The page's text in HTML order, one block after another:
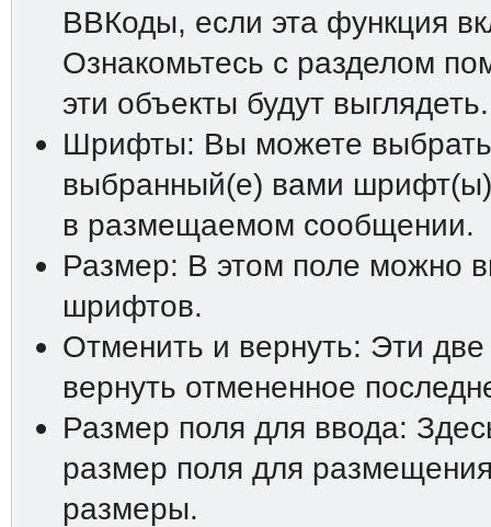
ВВКоды, если эта функция
Ознакомьтесь с разделом
эти объекты будут выглядеть.
Шрифты: Вы можете выбрать
выбранный(е) вами шрифт(ы)
в размещаемом сообщении.
Размер: В этом поле можно
шрифтов.
Отменить и вернуть: Эти
вернуть отмененное
Размер поля для ввода:
размер поля для
размеры.